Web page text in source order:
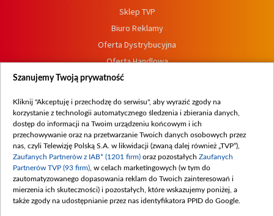
Dla mediów
Serwis fotograficzny
Merchandising (znaki)
Polityka Prywatności
Polityka przeciwdziałania nadużyciom i korupcji
Biuro Reklamy
Oferta Dystrybucyjna
Oferta Handlowa
Dostępność
Moje zgody
Procedura zgłoszeń wewnętrznych
Szanujemy Twoją prywatność
Kliknij "Akceptuję i przechodzę do serwisu", aby wyrazić zgody na
korzystanie z technologii automatycznego śledzenia i zbierania danych,
dostęp do informacji na Twoim urządzeniu końcowym i ich
przechowywanie oraz na przetwarzanie Twoich danych osobowych przez
nas, czyli Telewizję Polską S.A. w likwidacji (zwaną dalej również „TVP”),
Zaufanych Partnerów z IAB* (1201 firm) oraz pozostałych Zaufanych
Partnerów TVP (93 firm) , w celach marketingowych (w tym do
zautomatyzowanego dopasowania reklam do Twoich zainteresowań i
mierzenia ich skuteczności) i pozostałych, które wskazujemy poniżej, a
także zgody na udostępnianie przez nas identyfikatora PPID do Google.